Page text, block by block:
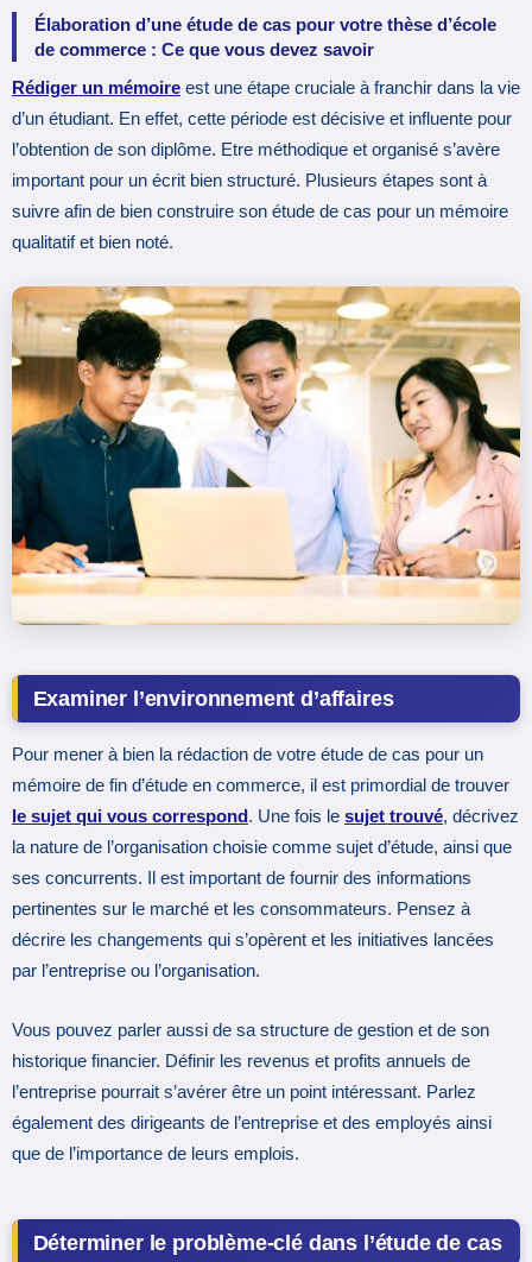
Élaboration d’une étude de cas pour votre thèse d’école
de commerce : Ce que vous devez savoir
Rédiger un mémoire est une étape cruciale à franchir dans la vie
d’un étudiant. En effet, cette période est décisive et influente pour
l’obtention de son diplôme. Etre méthodique et organisé s’avère
important pour un écrit bien structuré. Plusieurs étapes sont à
suivre afin de bien construire son étude de cas pour un mémoire
qualitatif et bien noté.
Examiner l’environnement d’affaires
Pour mener à bien la rédaction de votre étude de cas pour un
mémoire de fin d’étude en commerce, il est primordial de trouver
le sujet qui vous correspond. Une fois le sujet trouvé, décrivez
la nature de l’organisation choisie comme sujet d’étude, ainsi que
ses concurrents. Il est important de fournir des informations
pertinentes sur le marché et les consommateurs. Pensez à
décrire les changements qui s’opèrent et les initiatives lancées
par l’entreprise ou l’organisation.
Vous pouvez parler aussi de sa structure de gestion et de son
historique financier. Définir les revenus et profits annuels de
l’entreprise pourrait s’avérer être un point intéressant. Parlez
également des dirigeants de l’entreprise et des employés ainsi
que de l’importance de leurs emplois.
Déterminer le problème-clé dans l’étude de cas